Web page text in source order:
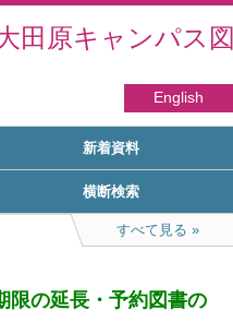
田原キャンパス
English
新着資料
横断検索
すべて見る
限の延長・予約図書の